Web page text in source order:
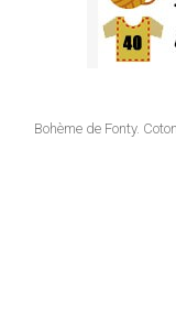
Bohème de Fonty.